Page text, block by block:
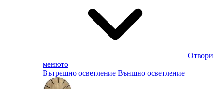
Отвори
менюто
Вътрешно осветление Външно осветление